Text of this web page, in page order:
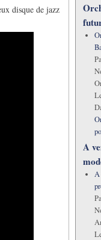
disque de jazz
A
A